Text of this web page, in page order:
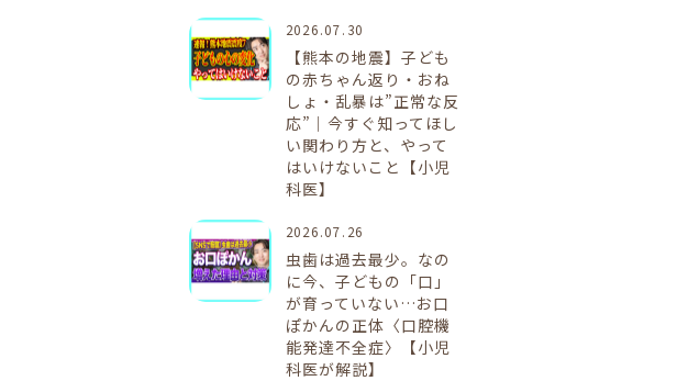
2026.07.30
【熊本の地震】子ども
の赤ちゃん返り・おね
しょ・乱暴は”正常な反
応”｜今すぐ知ってほし
い関わり方と、やって
はいけないこと【小児
科医】
2026.07.26
虫歯は過去最少。なの
に今、子どもの「口」
が育っていない…お口
ぽかんの正体〈口腔機
能発達不全症〉【小児
科医が解説】